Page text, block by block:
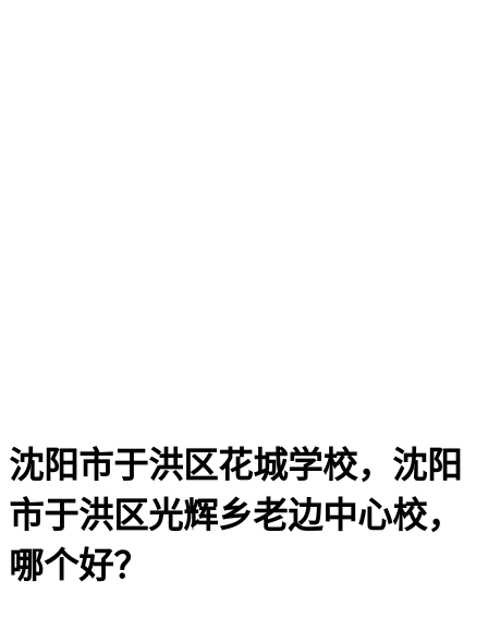
沈阳市于洪区花城学校，沈阳
市于洪区光辉乡老边中心校，
哪个好？